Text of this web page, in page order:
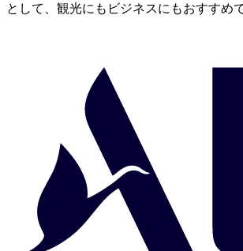
として、観光にもビジネスにもおすすめ